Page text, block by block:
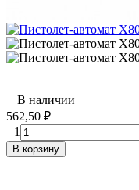
В наличии
562,50 ₽
1
В корзину